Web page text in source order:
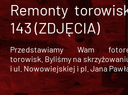
Remonty
143 (ZDJĘCIA)
Przedstawiamy Wam
torowisk. Byliśmy na
i ul. Nowowiejskiej i pl. Jana